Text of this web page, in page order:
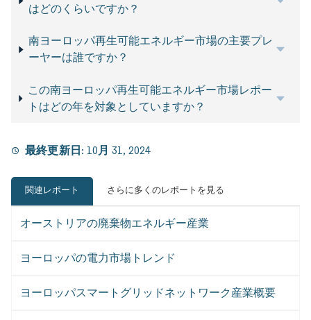
はどのくらいですか？
南ヨーロッパ再生可能エネルギー市場の主要プレ
ーヤーは誰ですか？
この南ヨーロッパ再生可能エネルギー市場レポー
トはどの年を対象としていますか？
最終更新日: 10月 31, 2024
関連レポート さらに多くのレポートを見る
オーストリアの廃棄物エネルギー産業
ヨーロッパの電力市場トレンド
ヨーロッパスマートグリッドネットワーク産業概要